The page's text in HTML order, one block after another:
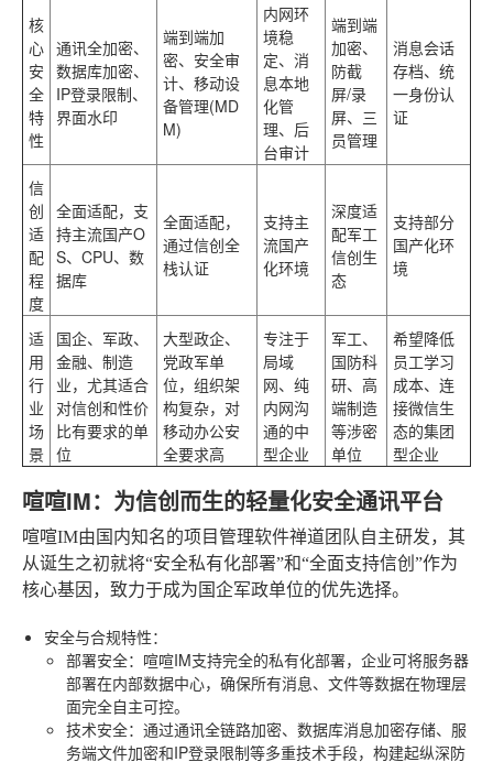
核
心
安
全
特
性
通讯全加密、
数据库加密、
IP登录限制、
界面水印
端到端加
密、安全审
计、移动设
备管理(MD
M)
内网环
境稳
定、消
息本地
化管
理、后
台审计
端到端
加密、
防截
屏/录
屏、三
员管理
消息会话
存档、统
一身份认
证
信
创
适
配
程
度
全面适配，支
持主流国产O
S、CPU、数
据库
全面适配，
通过信创全
栈认证
支持主
流国产
化环境
深度适
配军工
信创生
态
支持部分
国产化环
境
适
用
行
业
场
景
国企、军政、
金融、制造
业，尤其适合
对信创和性价
比有要求的单
位
大型政企、
党政军单
位，组织架
构复杂，对
移动办公安
全要求高
专注于
局域
网、纯
内网沟
通的中
型企业
军工、
国防科
研、高
端制造
等涉密
单位
希望降低
员工学习
成本、连
接微信生
态的集团
型企业
喧喧IM：为信创而生的轻量化安全通讯平台
喧喧IM由国内知名的项目管理软件禅道团队自主研发，其
从诞生之初就将“安全私有化部署”和“全面支持信创”作为
核心基因，致力于成为国企军政单位的优先选择。
安全与合规特性：
部署安全：喧喧IM支持完全的私有化部署，企业可将服务器
部署在内部数据中心，确保所有消息、文件等数据在物理层
面完全自主可控。
技术安全：通过通讯全链路加密、数据库消息加密存储、服
务端文件加密和IP登录限制等多重技术手段，构建起纵深防